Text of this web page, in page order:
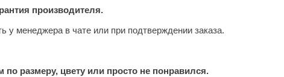
производителя.
у менеджера в чате или при подтверждении заказа.
размеру, цвету или просто не понравился.